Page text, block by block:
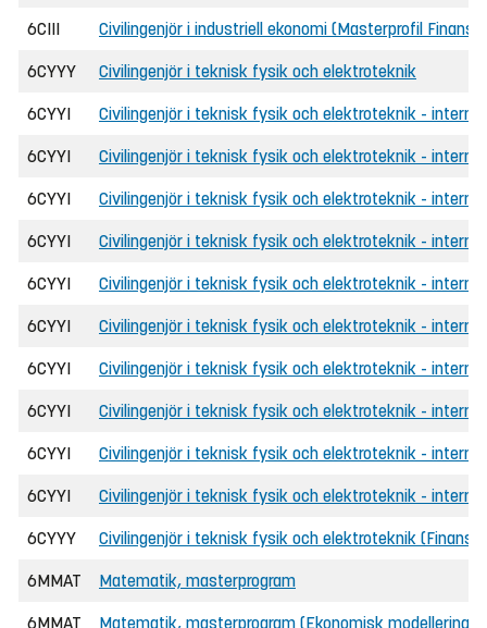
6CIII Civilingenjör i industriell ekonomi (Masterprofil Finans)
6CYYY Civilingenjör i teknisk fysik och elektroteknik
6CYYI Civilingenjör i teknisk fysik och elektroteknik -
6CYYI Civilingenjör i teknisk fysik och elektroteknik -
6CYYI Civilingenjör i teknisk fysik och elektroteknik -
6CYYI Civilingenjör i teknisk fysik och elektroteknik -
6CYYI Civilingenjör i teknisk fysik och elektroteknik -
6CYYI Civilingenjör i teknisk fysik och elektroteknik -
6CYYI Civilingenjör i teknisk fysik och elektroteknik -
6CYYI Civilingenjör i teknisk fysik och elektroteknik -
6CYYI Civilingenjör i teknisk fysik och elektroteknik -
6CYYI Civilingenjör i teknisk fysik och elektroteknik -
6CYYY Civilingenjör i teknisk fysik och elektroteknik
6MMAT Matematik, masterprogram
6MMAT Matematik, masterprogram (Ekonomisk modellering